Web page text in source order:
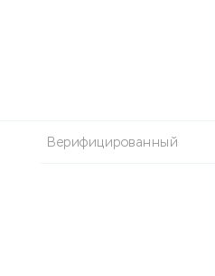
Верифицированный